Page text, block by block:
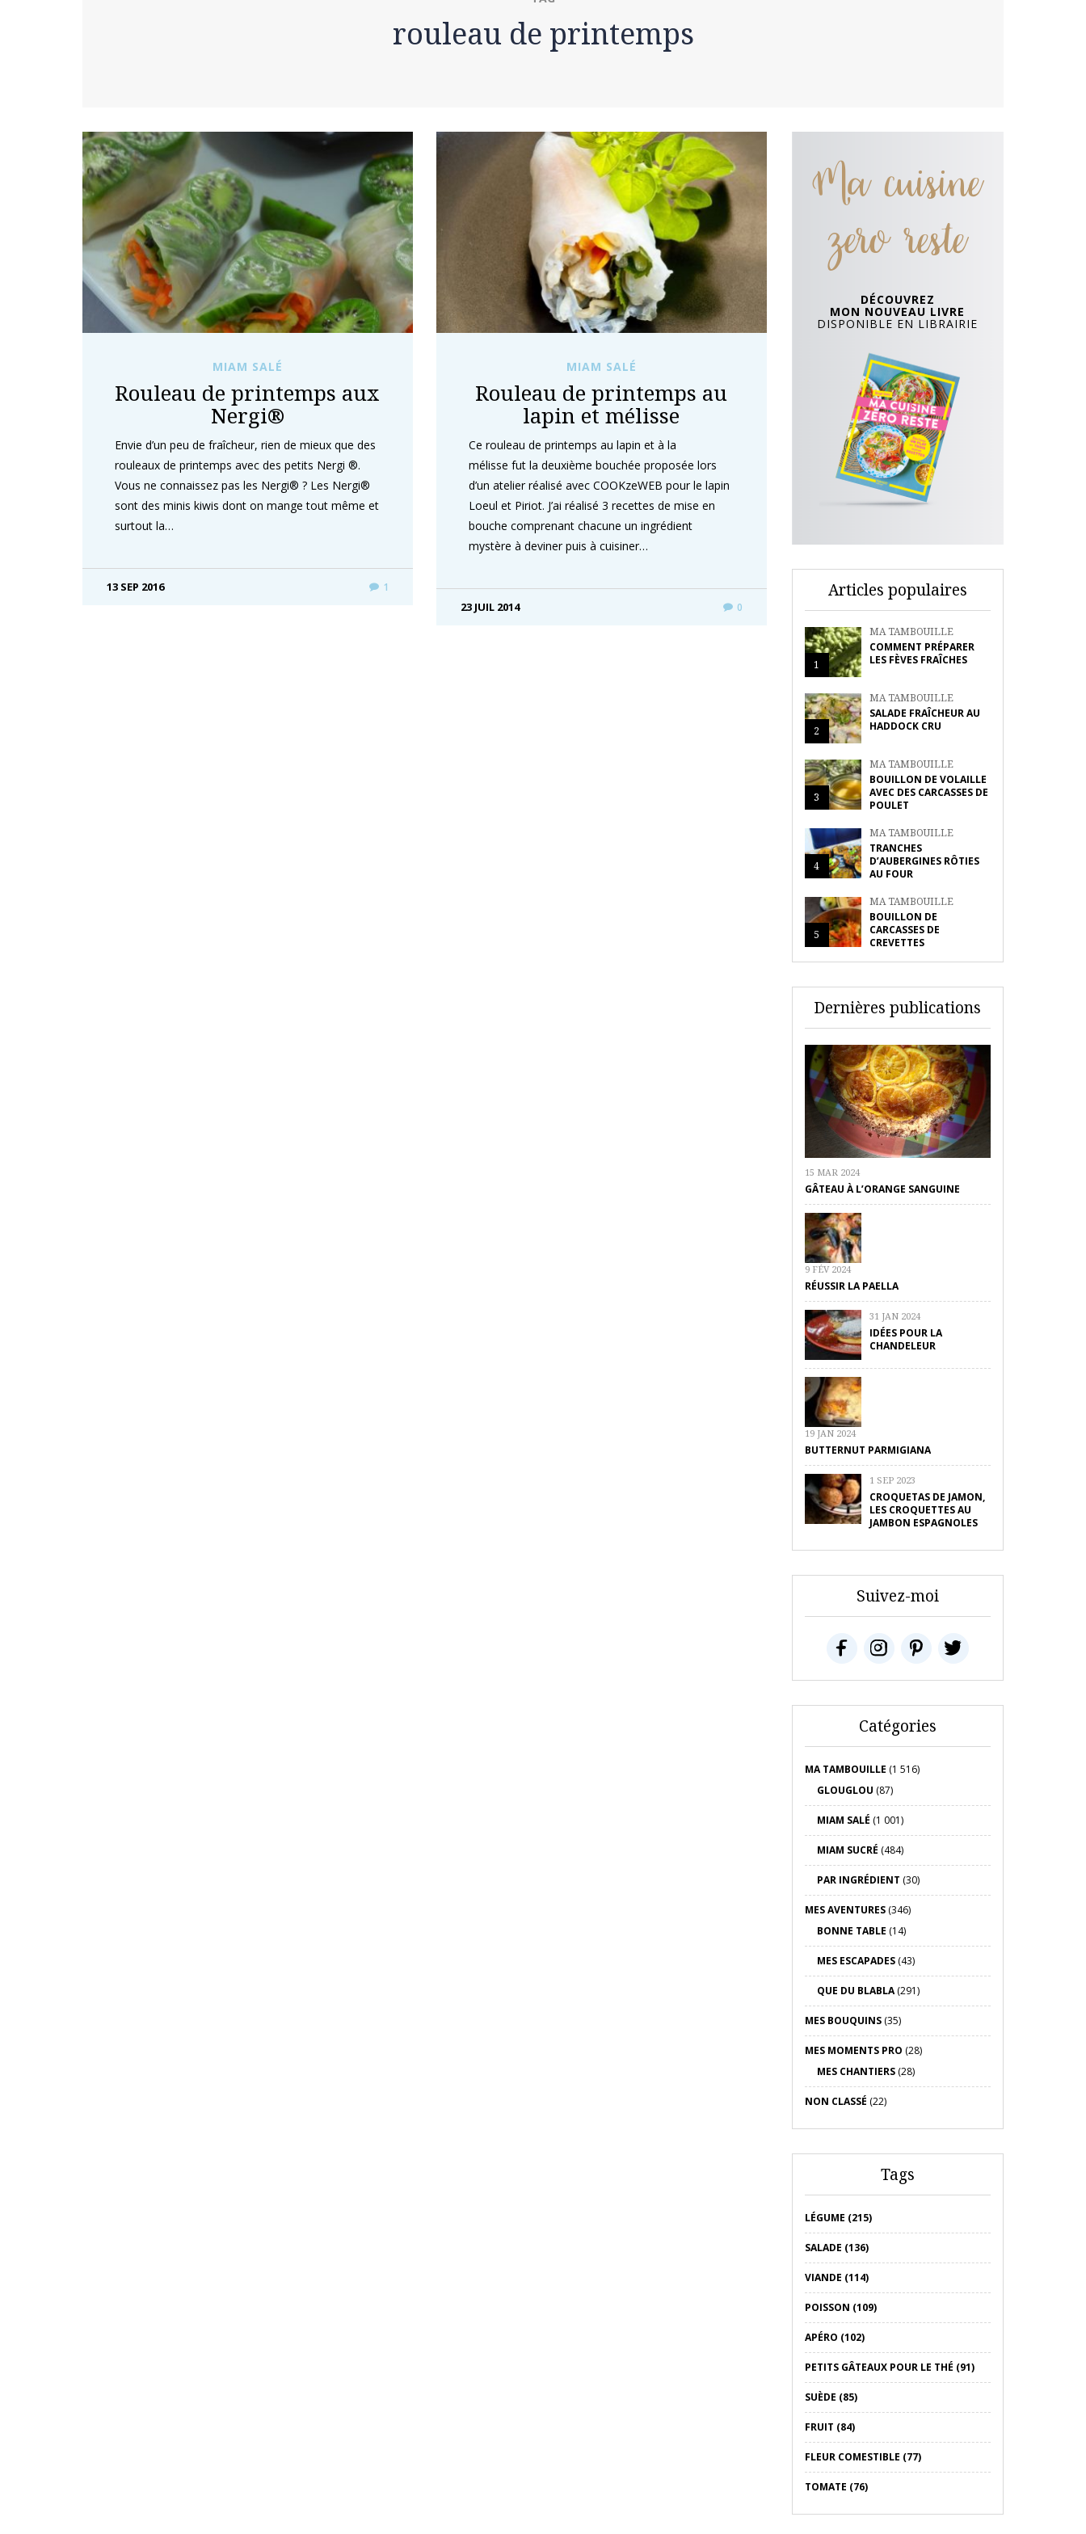
rouleau de printemps
MIAM SALÉ
Rouleau de printemps aux
Nergi®
Envie d’un peu de fraîcheur, rien de mieux que des
rouleaux de printemps avec des petits Nergi ®.
Vous ne connaissez pas les Nergi® ? Les Nergi®
sont des minis kiwis dont on mange tout même et
surtout la…
13 SEP 2016 1
MIAM SALÉ
Rouleau de printemps au
lapin et mélisse
Ce rouleau de printemps au lapin et à la
mélisse fut la deuxième bouchée proposée lors
d’un atelier réalisé avec COOKzeWEB pour le lapin
Loeul et Piriot. J’ai réalisé 3 recettes de mise en
bouche comprenant chacune un ingrédient
mystère à deviner puis à cuisiner…
23 JUIL 2014 0
Ma cuisine
zero reste
DÉCOUVREZ
MON NOUVEAU LIVRE
DISPONIBLE EN LIBRAIRIE
Articles populaires
1
MA TAMBOUILLE
COMMENT PRÉPARER
LES FÈVES FRAÎCHES
2
MA TAMBOUILLE
SALADE FRAÎCHEUR AU
HADDOCK CRU
3
MA TAMBOUILLE
BOUILLON DE VOLAILLE
AVEC DES CARCASSES DE
POULET
4
MA TAMBOUILLE
TRANCHES
D’AUBERGINES RÔTIES
AU FOUR
5
MA TAMBOUILLE
BOUILLON DE
CARCASSES DE
CREVETTES
Dernières publications
15 MAR 2024
GÂTEAU À L’ORANGE SANGUINE
9 FÉV 2024
RÉUSSIR LA PAELLA
31 JAN 2024
IDÉES POUR LA
CHANDELEUR
19 JAN 2024
BUTTERNUT PARMIGIANA
1 SEP 2023
CROQUETAS DE JAMON,
LES CROQUETTES AU
JAMBON ESPAGNOLES
Suivez-moi
Catégories
MA TAMBOUILLE (1 516)
GLOUGLOU (87)
MIAM SALÉ (1 001)
MIAM SUCRÉ (484)
PAR INGRÉDIENT (30)
MES AVENTURES(346)
BONNE TABLE (14)
MES ESCAPADES(43)
QUE DU BLABLA(291)
MES BOUQUINS(35)
MES MOMENTS PRO (28)
MES CHANTIERS(28)
NON CLASSÉ (22)
Tags
LÉGUME (215)
SALADE (136)
VIANDE (114)
POISSON (109)
APÉRO (102)
PETITS GÂTEAUX POUR LE THÉ (91)
SUÈDE (85)
FRUIT (84)
FLEUR COMESTIBLE (77)
TOMATE (76)